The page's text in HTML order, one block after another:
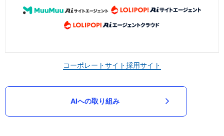
コーポレートサイト採用サイト
AIへの取り組み